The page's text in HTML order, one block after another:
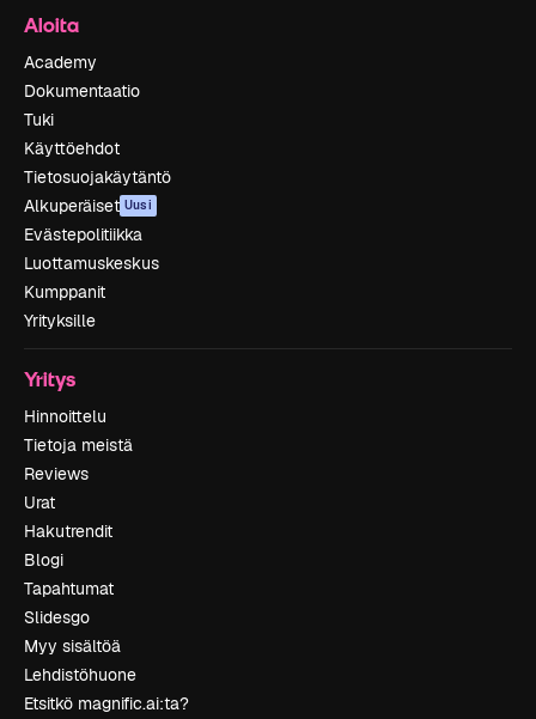
Aloita
Academy
Dokumentaatio
Tuki
Käyttöehdot
Tietosuojakäytäntö
Alkuperäiset Uusi
Evästepolitiikka
Luottamuskeskus
Kumppanit
Yrityksille
Yritys
Hinnoittelu
Tietoja meistä
Reviews
Urat
Hakutrendit
Blogi
Tapahtumat
Slidesgo
Myy sisältöä
Lehdistöhuone
Etsitkö magnific.ai:ta?